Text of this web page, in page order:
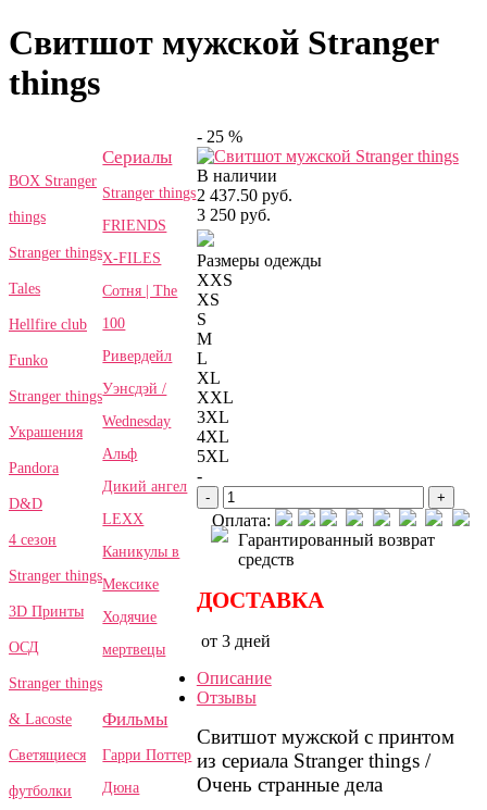
Свитшот мужской Stranger
things
BOX Stranger
things
Stranger things
Tales
Hellfire club
Funko
Stranger things
Украшения
Pandora
D&D
4 сезон
Stranger things
3D Принты
ОСД
Stranger things
& Lacoste
Светящиеся
футболки
Сериалы
Stranger things
FRIENDS
X-FILES
Сотня | The
100
Ривердейл
Уэнсдэй /
Wednesday
Альф
Дикий ангел
LEXX
Каникулы в
Мексике
Ходячие
мертвецы
Фильмы
Гарри Поттер
Дюна
- 25 %
В наличии
2 437.50 руб.
3 250 руб.
Размеры одежды
XXS
XS
S
M
L
XL
XXL
3XL
4XL
5XL
-
- +
Оплата:
Гарантированный возврат
средств
ДОСТАВКА
от 3 дней
Описание
Отзывы
Свитшот мужской с принтом
из сериала Stranger things /
Очень странные дела